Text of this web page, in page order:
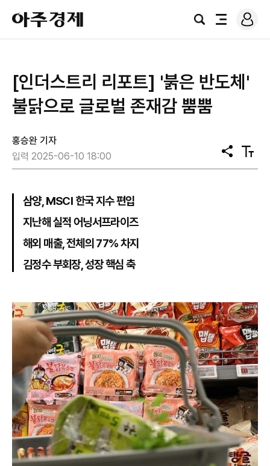
아
주
경
검
전
로
그
[인더스트리 리포트] '붉은 반도체'
불닭으로 글로벌 존재감 뿜뿜
홍승완 기자
입력 2025-06-10 18:00
공
유
텍
스
삼양, MSCI 한국 지수 편입
지난해 실적 어닝서프라이즈
해외 매출, 전체의 77% 차지
김정수 부회장, 성장 핵심 축